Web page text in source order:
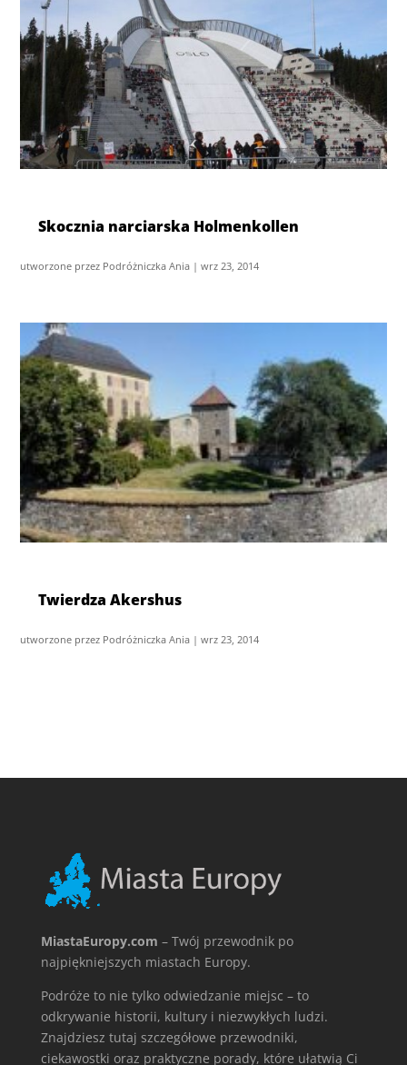
Skocznia narciarska Holmenkollen
utworzone przez Podróżniczka Ania |wrz 23, 2014
Twierdza Akershus
utworzone przez Podróżniczka Ania |wrz 23, 2014
MiastaEuropy.com – Twój przewodnik po
najpiękniejszych miastach Europy.
Podróże to nie tylko odwiedzanie miejsc – to
odkrywanie historii, kultury i niezwykłych ludzi.
Znajdziesz tutaj szczegółowe przewodniki,
ciekawostki oraz praktyczne porady, które ułatwią Ci